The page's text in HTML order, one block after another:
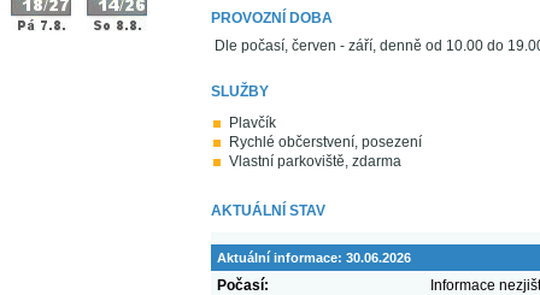
PROVOZNÍ DOBA
Dle počasí, červen - září, denně od 10.00 do
SLUŽBY
Plavčík
Rychlé občerstvení, posezení
Vlastní parkoviště, zdarma
AKTUÁLNÍ STAV
Aktuální informace: 30.06.2026
Počasí:
Informace